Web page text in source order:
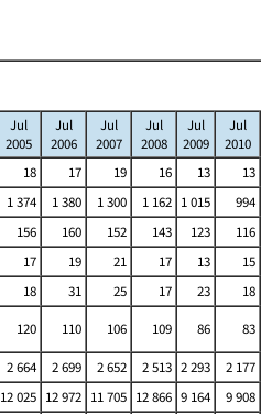
Jul
2005
Jul
2006
Jul
2007
Jul
2008
Jul
2009
Jul
2010
18 17 19 16 13
13
1 374 1 380 1 300 1 162 1 015
994
156 160 152 143 123
116
17 19 21 17 13
15
18 31 25 17 23
18
120 110 106 109 86
83
2 664 2 699 2 652 2 513 2 293
2 177
12 025 12 972 11 705 12 866 9 164
9 908